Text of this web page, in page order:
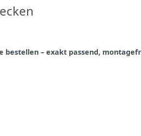
bestellen – exakt passend,